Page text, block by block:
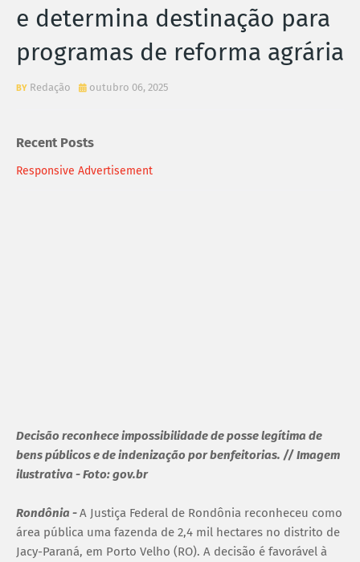
e determina destinação para
programas de reforma agrária
Redação outubro 06, 2025
Recent Posts
Responsive Advertisement
Decisão reconhece impossibilidade de posse legítima de
bens públicos e de indenização por benfeitorias. // Imagem
ilustrativa - Foto: gov.br
Rondônia -A Justiça Federal de Rondônia reconheceu como
área pública uma fazenda de 2,4 mil hectares no distrito de
Jacy-Paraná, em Porto Velho (RO). A decisão é favorável à